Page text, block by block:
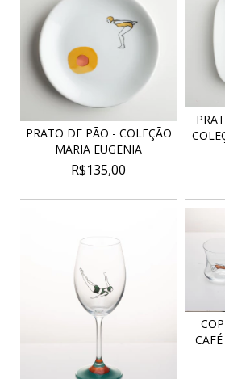
PRATO DE PÃO - COLEÇÃO
MARIA EUGENIA
R$135,00